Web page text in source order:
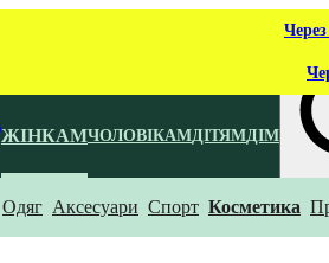
ЖІНКАМЧОЛОВІКАМДІТЯМДІМ
Що
Одяг Аксесуари Спорт Косметика